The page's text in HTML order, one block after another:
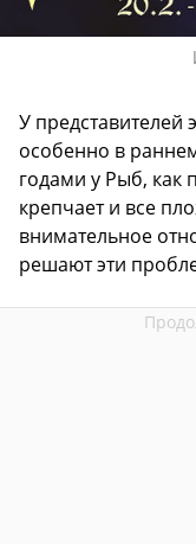
У представителей
особенно в
годами у Рыб, как
крепчает и все
внимательное
решают эти